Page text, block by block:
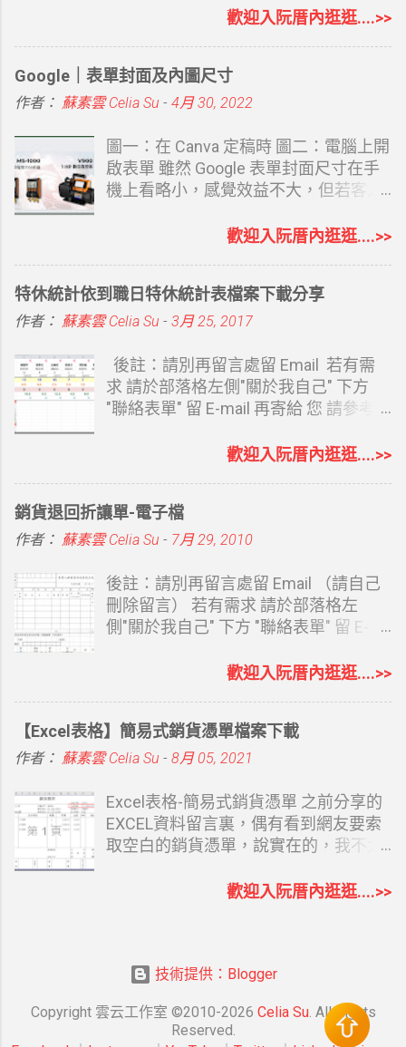
OpenAI 於 2026 年 7 月 9 日宣布推出
建立、修改及發布網站。不需要懂
HTML、CSS，也不用購買主機或安裝
網站，就能透過對話逐步完成。 目前開
放給 Pro、Pro Lite、Edu 等帳號使用
者，Plus 帳號陸續開放中，免費帳號及
方說明中沒提及。 我是 Plus 帳號，
它我的部落格、形象網站、Instagram
與 YouTube 網址，請 ChatGPT Work 幫
構、版面設計、數位平台入口，到後續
修改字體、導覽列、按鈕與網址，都透
過對話完成。 ChatGPT Sites 的優點
用說太多，因為若你已是長期使用者，
平常對話中了解，並主動提供內容，做
出來的網址也滿足 SEO 要求，包括：
的三聯托運單，再自己套表列印，至少
備用，當然電腦強的還是可以 EXCEL
建立資料再至 WORD 套印，選擇一個自
提供，有需要的再留言和我說（別直接
留 Email 嘿，會被看光） 最方便的當然
是請大榮貨運來公司安裝託運軟體，再
式印表機適用二側有洞的小貼紙，公司
印及軟體操作運費說明 Kerry大榮貨運
點陣式三聯複印託運單 新版 Kerry大榮
Kerry大榮貨運 印表套印結果 Kerry大榮
貨運 印表機設定-邊界 Kerry大榮貨運 印
表機設定-紙張 Kerry大榮貨運 印表機設
聯，所以要有點陣式印表機 我套的是
EXC...
歡迎入阮厝內逛逛....>>
Google｜表單封面及內圖尺寸
作者： 蘇素雲 Celia Su - 4月 30, 2022
圖一：在 Canva 定稿時 圖二：電腦上開
啟表單 雖然 Google 表單封面尺寸在手
機上看略小，感覺效益不大，但若客人
然都會 Canva 了，就會想要自己做一個
上 1280*720px，我覺得看圖最舒服，
手機上看字體會略小。因為我是用 ig 的
人都用手機開啟。所以還是選擇用正方
形。 本來想直接用 ig 尺寸，但在電腦上
開啟，圖會太大，不太合適，所以縮至
但取其相對清楚，且手機上看效果很
Google 表單 Banner 尺寸套用結果如首
圖 一二你可以比對，誤差值很小。這尺
單，因為表單封面其實尺寸不大，所以
我沒要求畫質。 Google 表單因為製作
簡單，填寫資料的人也很方便，且可以
所以真的要好好利用它。 Midjourney 生
為舊版功能 若表單截止要關閉表單功
能，只要把 接受回應 改成 不接受回應
因為要安裝外掛，都是簡體中文介紹，
雖然有前輩介紹過，但我個人沒有需
求，就自己時間到時，手動關閉表單就
2025/11/21 補說明畫...
歡迎入阮厝內逛逛....>>
特休統計依到職日特休統計表檔案下載分享
作者： 蘇素雲 Celia Su - 3月 25, 2017
後註：請別再留言處留 Email 若有需
求 請於部落格左側"關於我自己" 下方
"聯絡表單" 留 E-mail 再寄給 您 請參考
說明 之前特休是以曆年制計算，假單統
到職日 計算及統整日期變的比較麻煩 用
EXCEL 弄了個簡易的特休統計表 一來方
來可以讓主管即時知道所有休假情況
（同一天太多人請假會很Orz) 想說好不
容易撥空才完成它，或許有人也有需
說明太長 ） １.第四列：滿年資為到去
格A11-A375 (106/1/1-106/12/31) 依每
個人到職日前一日作格式設定，提醒用
明 很重要關係到下個年度工作表的
正確，請務必看懂XD 第六列：為代公式
依到職年資代出來的特休日數（M1-
休日數，因為今年為起始年，所以這欄
一日的天數 （若有新同事，此列公式需
況入完，特休天數－已休天數＝未休天
數 若超請了，變負數提醒一下 XD ７.第
歡迎入阮厝內逛逛....>>
銷貨退回折讓單-電子檔
作者： 蘇素雲 Celia Su - 7月 29, 2010
後註：請別再留言處留 Email （請自己
刪除留言） 若有需求 請於部落格左
側"關於我自己" 下方 "聯絡表單" 留 E-
讀： 使用表單索取檔案說明 銷貨退回折
雖然用的次數不多 但要用時可以方便的
用 也是不錯吧 費了一些心思以EXCEL
直接代入公式 分成二個工作表 銷貨退
回/進貨退出 大致說明: 1.日期部份可以
直接打 EX : 7/5 格式會自動成為99年7月
額 3.一份A4 可以印成二張 4.第二張代有
下來 6.部份有代公式為免誤KEY入資料
消保護工作表” 修正完 再存檔即可 PS：
此銷貨退回折讓單.xls 內附 4 個工作表
歡迎入阮厝內逛逛....>>
【Excel表格】簡易式銷貨憑單檔案下載
作者： 蘇素雲 Celia Su - 8月 05, 2021
Excel表格-簡易式銷貨憑單 之前分享的
EXCEL資料留言裏，偶有看到網友要索
取空白的銷貨憑單，說實在的，我不太
裝軟體，會有自己的銷貨單表格，或文
線問題時，可以先出表格給客戶自取使
用，所以簡單把公式代好，客戶資料／
產品資料另做，若有需要的人，再留言
和我說。 資料來源 檔案內含三個工作表
歡迎入阮厝內逛逛....>>
技術提供：Blogger
Copyright 雲云工作室 ©2010-2026 Celia Su. All Rights
Reserved.